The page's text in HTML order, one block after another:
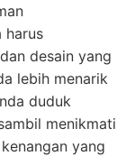
harus
desain yang
lebih menarik
duduk
menikmati
yang